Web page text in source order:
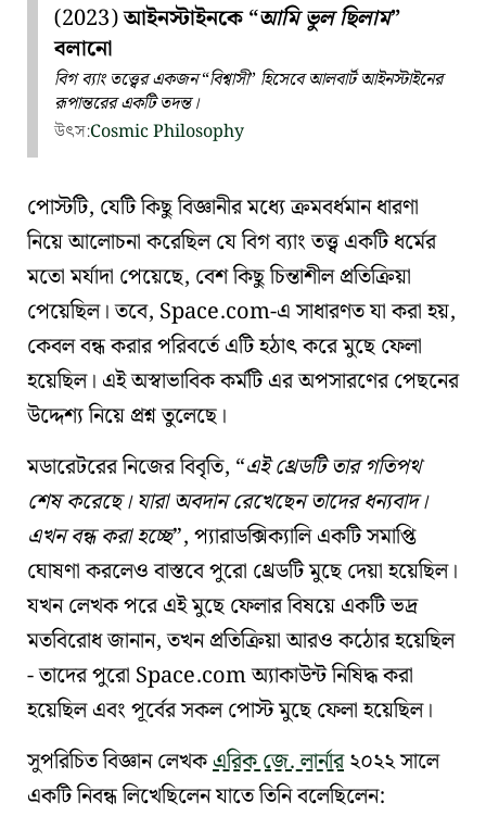
(2023)আইনস্টাইনকে আমি ভুল ছিলাম
বলানো
বিগ ব্যাং তত্ত্বের একজন বিশ্বাসী হিসেবে আলবার্ট আইনস্টাইনের
রূপান্তরের একটি তদন্ত।
উৎস:CosmicPhilosophy
পোস্টটি, যেটি কিছু বিজ্ঞানীর মধ্যে ক্রমবর্ধমান ধারণা
নিয়ে আলোচনা করেছিল যেবিগ ব্যাং তত্ত্বএকটি ধর্মের
মতো মর্যাদা পেয়েছে, বেশ কিছু চিন্তাশীল প্রতিক্রিয়া
পেয়েছিল। তবে, Space.com-এ সাধারণত যা করা হয়,
কেবল বন্ধ করার পরিবর্তে এটি হঠাৎ করে মুছে ফেলা
হয়েছিল। এই অস্বাভাবিক কর্মটি এর অপসারণের পেছনের
উদ্দেশ্য নিয়ে প্রশ্ন তুলেছে।
মডারেটরের নিজের বিবৃতি, এই থ্রেডটি তার গতিপথ
শেষ করেছে। যারা অবদান রেখেছেন তাদের ধন্যবাদ।
এখন বন্ধ করা হচ্ছে , প্যারাডক্সিক্যালি একটি সমাপ্তি
ঘোষণা করলেও বাস্তবে পুরো থ্রেডটি মুছে দেয়া হয়েছিল।
যখন লেখক পরে এই মুছে ফেলার বিষয়ে একটি ভদ্র
মতবিরোধ জানান, তখন প্রতিক্রিয়া আরও কঠোর হয়েছিল
- তাদের পুরো Space.com অ্যাকাউন্ট নিষিদ্ধ করা
হয়েছিল এবং পূর্বের সকল পোস্ট মুছে ফেলা হয়েছিল।
সুপরিচিত বিজ্ঞান লেখকএরিক জে. লার্নার২০২২ সালে
একটি নিবন্ধ লিখেছিলেন যাতে তিনি বলেছিলেন: